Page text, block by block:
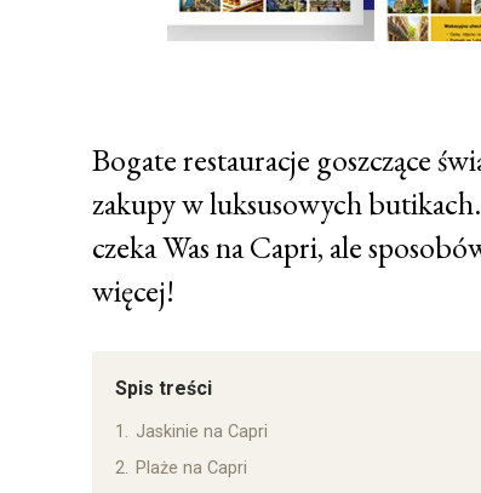
Bogate restauracje goszczące
zakupy w luksusowych
czeka Was na Capri, ale
więcej!
Spis treści
1. Jaskinie na Capri
2. Plaże na Capri